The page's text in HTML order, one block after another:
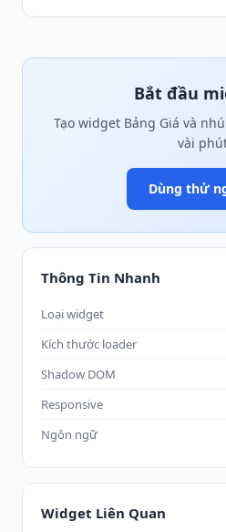
Bắt đầu
Tạo widget Bảng Giá và
vài
Dùng thử
Thông Tin Nhanh
Loại widget
Kích thước loader
Shadow DOM
Responsive
Ngôn ngữ
Widget Liên Quan